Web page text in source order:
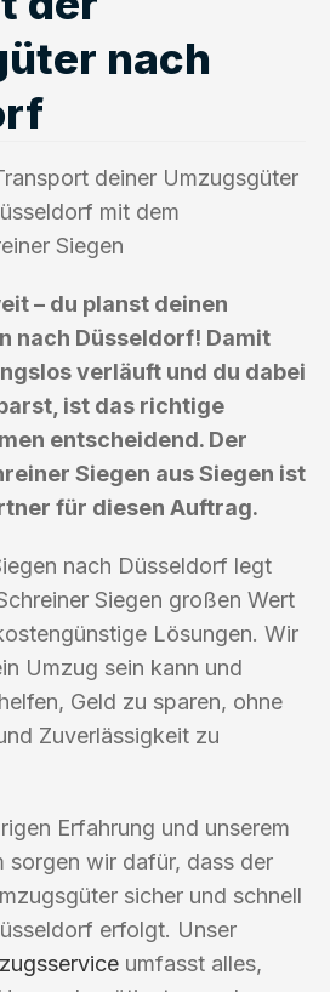
nach
deiner Umzugsgüter
mit dem
Siegen
– du planst deinen
nach Düsseldorf! Damit
verläuft und du dabei
ist das richtige
entscheidend. Der
Siegen aus Siegen ist
für diesen Auftrag.
nach Düsseldorf legt
Siegen großen Wert
Lösungen. Wir
Umzug sein kann und
Geld zu sparen, ohne
Zuverlässigkeit zu
Erfahrung und unserem
sorgen wir dafür, dass der
sicher und schnell
erfolgt. Unser
umfasst alles,